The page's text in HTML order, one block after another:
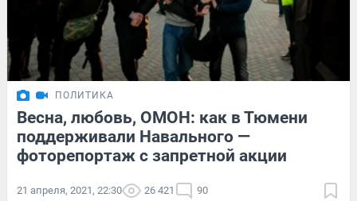
ПОЛИТИКА
Весна, любовь, ОМОН: как в Тюмени
поддерживали Навального —
фоторепортаж с запретной акции
21 апреля, 2021, 22:30 26 421 90